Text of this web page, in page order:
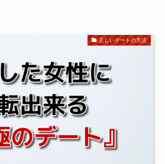
正しいデートの方法